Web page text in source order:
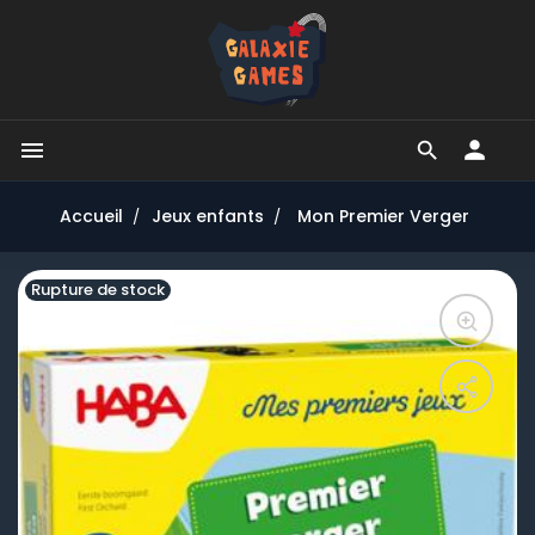


Accueil Jeux enfants Mon Premier Verger
Rupture de stock